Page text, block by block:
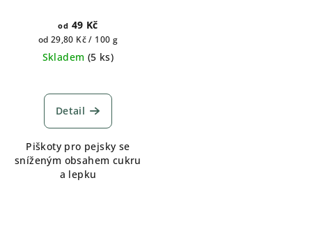
od 49 Kč
Měrná
cena:
od 29,80 Kč / 100 g
Skladem (5 ks)
Detail
Piškoty pro pejsky se
sníženým obsahem cukru
a lepku